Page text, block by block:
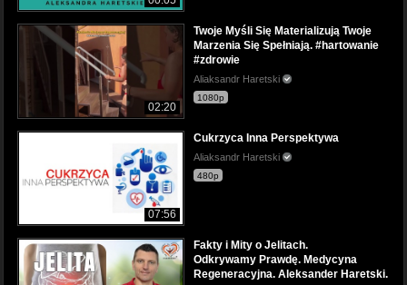
02:20
Twoje Myśli Się Materializują Twoje
Marzenia Się Spełniają. #hartowanie
#zdrowie
Aliaksandr Haretski
1080p
07:56
Cukrzyca Inna Perspektywa
Aliaksandr Haretski
480p
Fakty i Mity o Jelitach.
Odkrywamy Prawdę. Medycyna
Regeneracyjna. Aleksander Haretski.